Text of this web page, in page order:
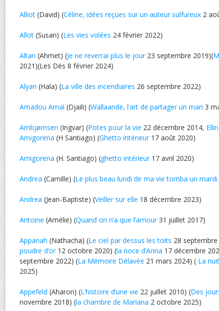
Alliot (David) (Céline, idées reçues sur un auteur sulfureux 2
Allot (Susan) (Les vies volées 24 février 2022)
Altan (Ahmet) (Je ne reverrai plus le jour23 septembre 2019)(
2021)(Les Dés 8 février 2024)
Alyan (Hala) (La ville des incendiaires 26 septembre 2022)
Amadou Amal (Djaili) (Wallaande, l’art de partager un mari 3
Ambjørnsen (Ingvar) (Potes pour la vie 22 décembre 2014,
Amigorena (H Santiago) (Ghetto intérieur17 août 2020)
Amigorena (H. Santiago) (ghetto intérieur17 avril 2020)
Andrea (Camille) (Le plus beau lundi de ma vie tomba un mardi
Andrea (Jean-Baptiste) (Veiller sur elle 18 décembre 2023)
Antoine (Amélie) (Quand on n’a que l’amour 31 juillet 2017)
Appanah (Nathacha) (Le ciel par dessus les toits 28
poudre d’or12 octobre 2020) (la noce d’Anna 17 décembre
septembre 2022) (La Mémoire Délavée 21 mars 2024) ( La
2025)
Appefeld (Aharon) (L’histoire d’une vie 22 juillet 2010) (Des
novembre 2018) (la chambre de Mariana 2 octobre 2025)